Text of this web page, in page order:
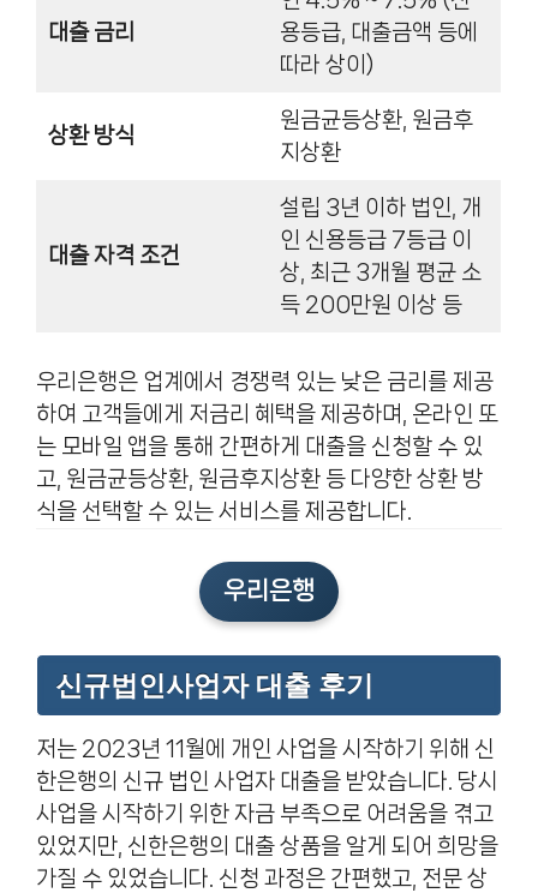
대출 금리
용등급, 대출금액 등에
따라 상이)
상환 방식
원금균등상환, 원금후
지상환
대출 자격 조건
설립 3년 이하 법인, 개
인 신용등급 7등급 이
상, 최근 3개월 평균 소
득 200만원 이상 등
우리은행은 업계에서 경쟁력 있는 낮은 금리를 제공
하여 고객들에게 저금리 혜택을 제공하며, 온라인 또
는 모바일 앱을 통해 간편하게 대출을 신청할 수 있
고, 원금균등상환, 원금후지상환 등 다양한 상환 방
식을 선택할 수 있는 서비스를 제공합니다.
우리은행
신규법인사업자 대출 후기
저는 2023년 11월에 개인 사업을 시작하기 위해 신
한은행의 신규 법인 사업자 대출을 받았습니다. 당시
사업을 시작하기 위한 자금 부족으로 어려움을 겪고
있었지만, 신한은행의 대출 상품을 알게 되어 희망을
가질 수 있었습니다. 신청 과정은 간편했고, 전문 상